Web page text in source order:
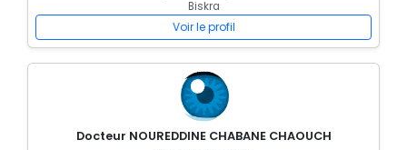
Biskra
Voir le profil
Docteur NOUREDDINE CHABANE CHAOUCH